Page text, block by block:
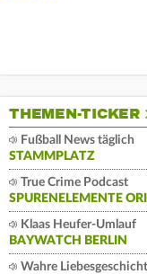
THEMEN-TICKER
Fußball News täglich
STAMMPLATZ
True Crime Podcast
SPURENELEMENTE
Klaas Heufer-Umlauf
BAYWATCH BERLIN
Wahre